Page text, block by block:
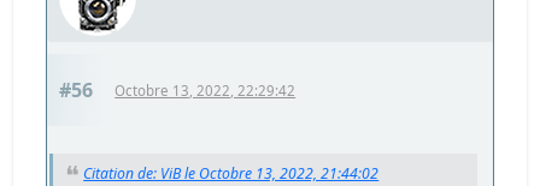
#56 Octobre 13, 2022, 22:29:42
Citation de: ViB le Octobre 13, 2022, 21:44:02